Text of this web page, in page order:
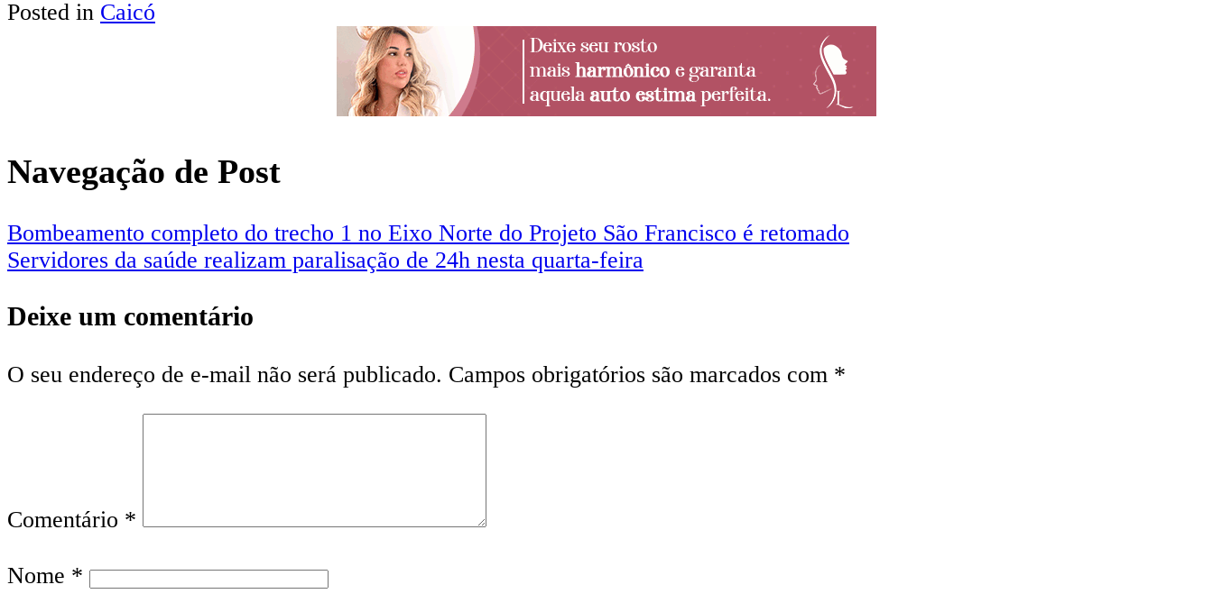
Share
Posted in Caicó
Navegação de Post
Bombeamento completo do trecho 1 no Eixo Norte do Projeto São Francisco é retomado
Servidores da saúde realizam paralisação de 24h nesta quarta-feira
Deixe um comentário
O seu endereço de e-mail não será publicado. Campos obrigatórios são marcados com *
Comentário *
Nome *